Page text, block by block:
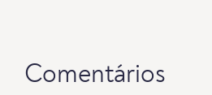
Comentários